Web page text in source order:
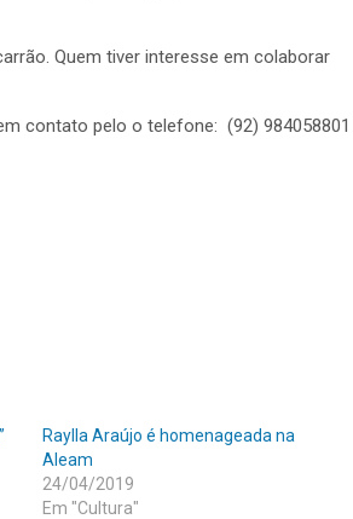
Quem tiver interesse em colaborar
contato pelo o telefone: (92) 984058801
Raylla Araújo é homenageada na
Aleam
24/04/2019
Em "Cultura"